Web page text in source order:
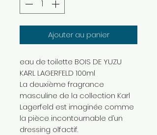
Ajouter au panier
eau de toilette BOIS DE YUZU
KARL LAGERFELD 100ml
La deuxième fragrance
masculine de la collection Karl
Lagerfeld est imaginée comme
la pièce incontournable d’un
dressing olfactif.